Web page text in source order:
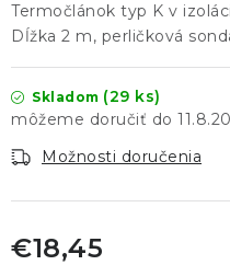
Termočlánok typ K v
Dĺžka 2 m, perličková
Skladom (29 ks)
Možnosti doručenia
€18,45